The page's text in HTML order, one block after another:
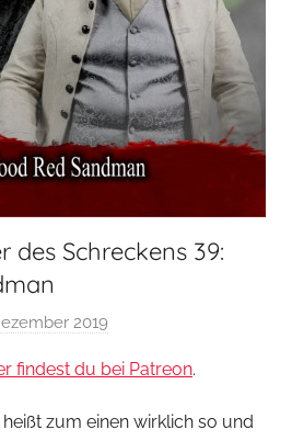
des Schreckens 39:
2019
n
findest du bei Patreon.
zum einen wirklich so und